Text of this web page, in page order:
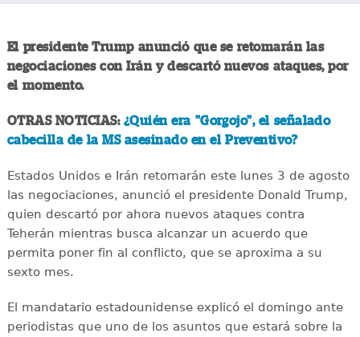
El presidente Trump anunció que se retomarán las
negociaciones con Irán y descartó nuevos ataques, por
el momento.
OTRAS NOTICIAS: ¿Quién era "Gorgojo", el señalado
cabecilla de la MS asesinado en el Preventivo?
Estados Unidos e Irán retomarán este lunes 3 de agosto
las negociaciones, anunció el presidente Donald Trump,
quien descartó por ahora nuevos ataques contra
Teherán mientras busca alcanzar un acuerdo que
permita poner fin al conflicto, que se aproxima a su
sexto mes.
El mandatario estadounidense explicó el domingo ante
periodistas que uno de los asuntos que estará sobre la